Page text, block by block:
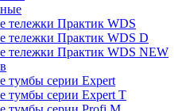
тележки Практик WDS
тележки Практик WDS D
тележки Практик WDS NEW
тумбы серии Expert
тумбы серии Expert T